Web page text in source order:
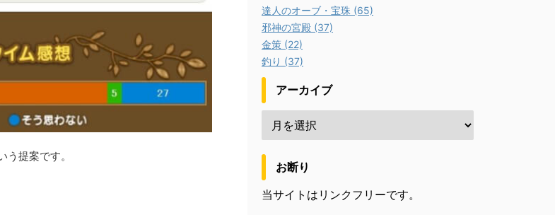
う提案です。
達人のオーブ・宝珠 (65)
邪神の宮殿 (37)
金策 (22)
釣り (37)
アーカイブ
お断り
当サイトはリンクフリーです。